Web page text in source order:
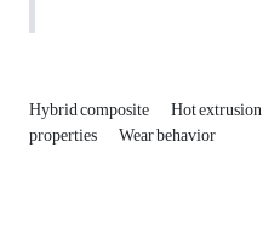
Hybrid composite Hot extrusion
properties Wear behavior